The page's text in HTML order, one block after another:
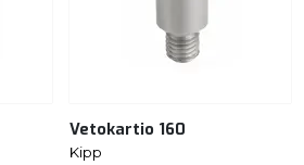
Vetokartio 160
Kipp